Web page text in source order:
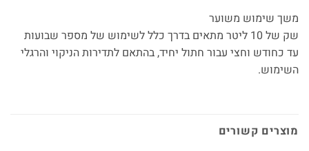
משך שימוש משוער
שק של 10 ליטר מתאים בדרך כלל לשימוש של מספר שבועות
עד כחודש וחצי עבור חתול יחיד, בהתאם לתדירות הניקוי והרגלי
השימוש.
מוצרים קשורים